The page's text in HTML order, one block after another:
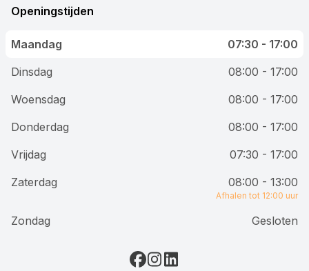
Openingstijden
Maandag
07:30 - 17:00
Dinsdag
08:00 - 17:00
Woensdag
08:00 - 17:00
Donderdag
08:00 - 17:00
Vrijdag
07:30 - 17:00
Zaterdag
08:00 - 13:00
Afhalen tot 12:00 uur
Zondag Gesloten